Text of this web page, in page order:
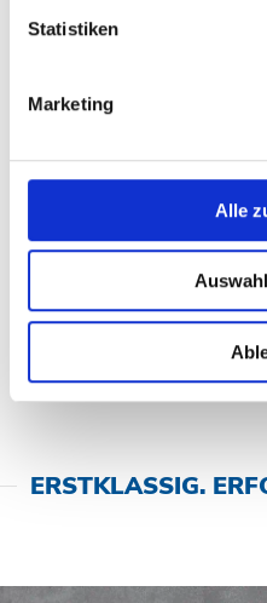
Statistiken
Marketing
Alle
ERSTKLASSIG.